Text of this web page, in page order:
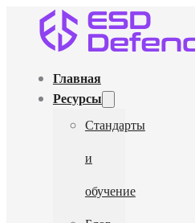
Главная
Ресурсы
Стандарты
и
обучение